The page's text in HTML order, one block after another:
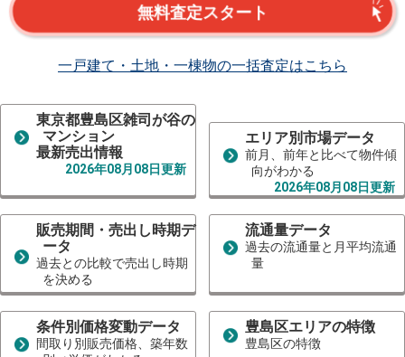
無料査定スタート
一戸建て・土地・一棟物の一括査定はこちら
東京都豊島区雑司が谷の
マンション
最新売出情報
2026年08月08日更新
エリア別市場データ
前月、前年と比べて物件傾
向がわかる
2026年08月08日更新
販売期間・売出し時期デ
ータ
過去との比較で売出し時期
を決める
流通量データ
過去の流通量と月平均流通
量
条件別価格変動データ
間取り別販売価格、築年数
豊島区エリアの特徴
豊島区の特徴